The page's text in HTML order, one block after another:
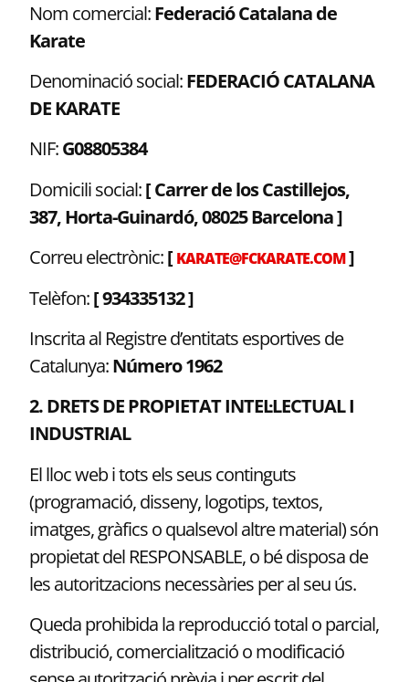
Nom comercial:Federació Catalana de
Karate
Denominació social:FEDERACIÓ CATALANA
DE KARATE
NIF:G08805384
Domicili social:[ Carrer de los Castillejos,
387, Horta-Guinardó, 08025 Barcelona ]
Correu electrònic:[KARATE@FCKARATE.COM]
Telèfon:[ 934335132 ]
Inscrita al Registre d’entitats esportives de
Catalunya:Número 1962
2. DRETS DE PROPIETAT INTEL·LECTUAL I
INDUSTRIAL
El lloc web i tots els seus continguts
(programació, disseny, logotips, textos,
imatges, gràfics o qualsevol altre material) són
propietat del RESPONSABLE, o bé disposa de
les autoritzacions necessàries per al seu ús.
Queda prohibida la reproducció total o parcial,
distribució, comercialització o modificació